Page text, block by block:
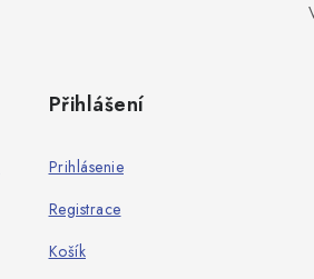
Přihlášení
Prihlásenie
Registrace
Košík